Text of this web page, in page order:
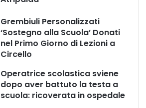
Grembiuli Personalizzati
‘Sostegno alla Scuola’ Donati
nel Primo Giorno di Lezioni a
Circello
Operatrice scolastica sviene
dopo aver battuto la testa a
scuola: ricoverata in ospedale